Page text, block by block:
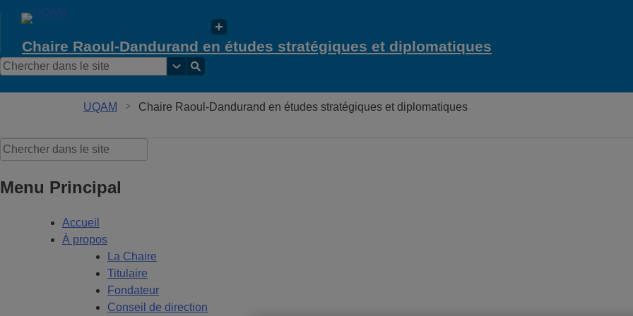
Chaire Raoul-Dandurand en études stratégiques et diplomatiques
UQAM Chaire Raoul-Dandurand en études stratégiques et diplomatiques
Menu Principal
Accueil
À propos
La Chaire
Titulaire
Fondateur
Conseil de direction